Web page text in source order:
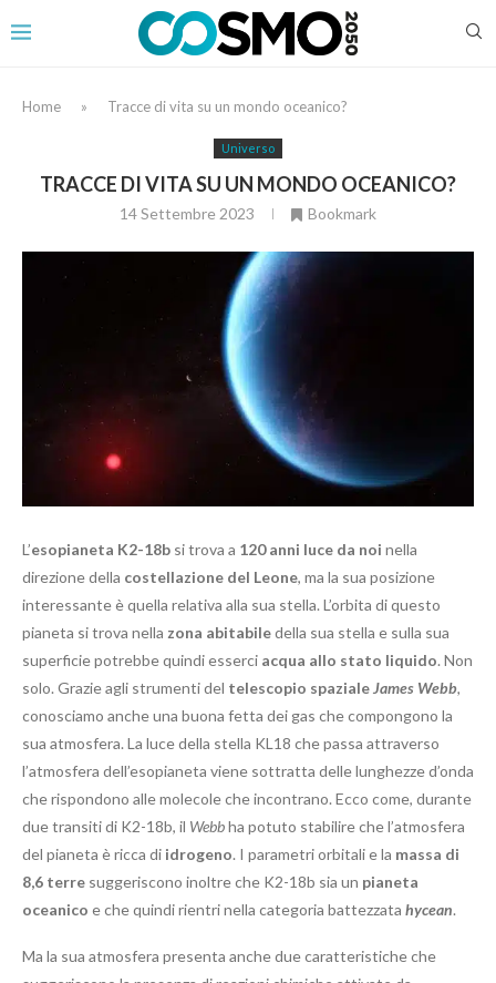
Home » Tracce di vita su un mondo oceanico?
Universo
TRACCE DI VITA SU UN MONDO OCEANICO?
14 Settembre 2023 Bookmark
L’esopianeta K2-18b si trova a 120 anni luce da noi nella
direzione della costellazione del Leone, ma la sua posizione
interessante è quella relativa alla sua stella. L’orbita di questo
pianeta si trova nella zona abitabiledella sua stella e sulla sua
superficie potrebbe quindi esserci acqua allo stato liquido. Non
solo. Grazie agli strumenti del telescopio spazialeJames Webb,
conosciamo anche una buona fetta dei gas che compongono la
sua atmosfera. La luce della stella KL18 che passa attraverso
l’atmosfera dell’esopianeta viene sottratta delle lunghezze d’onda
che rispondono alle molecole che incontrano. Ecco come, durante
due transiti di K2-18b, il Webbha potuto stabilire che l’atmosfera
del pianeta è ricca di idrogeno. I parametri orbitali e la massa di
8,6 terre suggeriscono inoltre che K2-18b sia un pianeta
oceanico e che quindi rientri nella categoria battezzata hycean.
Ma la sua atmosfera presenta anche due caratteristiche che